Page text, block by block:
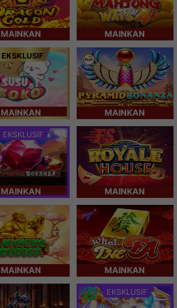
MAINKAN MAINKAN
EKSKLUSIF
MAINKAN MAINKAN
EKSKLUSIF
MAINKAN MAINKAN
MAINKAN MAINKAN
EKSKLUSIF